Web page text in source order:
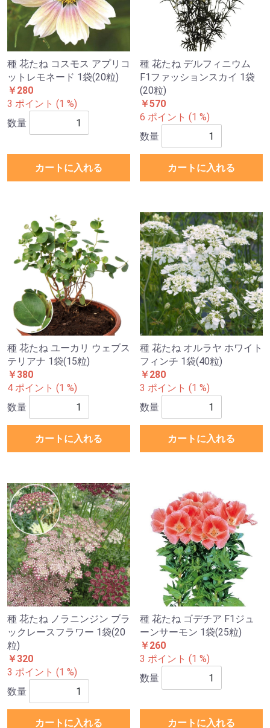
種 花たね コスモス アプリコ
ットレモネード 1袋(20粒)
￥280
3 ポイント (1 %)
数量
カートに入れる
種 花たね デルフィニウム
F1ファッションスカイ 1袋
(20粒)
￥570
6 ポイント (1 %)
数量
カートに入れる
種 花たね ユーカリ ウェブス
テリアナ 1袋(15粒)
￥380
4 ポイント (1 %)
数量
カートに入れる
種 花たね オルラヤ ホワイト
フィンチ 1袋(40粒)
￥280
3 ポイント (1 %)
数量
カートに入れる
種 花たね ノラニンジン ブラ
ックレースフラワー 1袋(20
粒)
￥320
3 ポイント (1 %)
数量
カートに入れる
種 花たね ゴデチア F1ジュ
ーンサーモン 1袋(25粒)
￥260
3 ポイント (1 %)
数量
カートに入れる